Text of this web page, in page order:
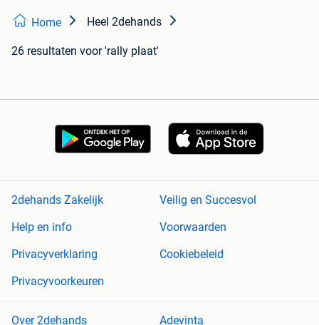
Home Heel 2dehands
26 resultaten voor 'rally plaat'
2dehands Zakelijk
Veilig en Succesvol
Help en info
Voorwaarden
Privacyverklaring
Cookiebeleid
Privacyvoorkeuren
Over 2dehands Adevinta